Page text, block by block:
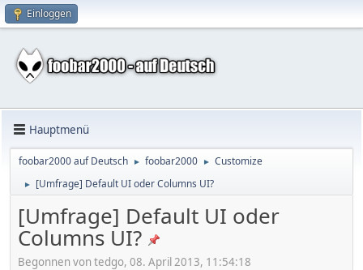
Einloggen
Hauptmenü
foobar2000 auf Deutsch ► foobar2000 ► Customize
► [Umfrage] Default UI oder Columns UI?
[Umfrage] Default UI oder
Columns UI?
Begonnen von tedgo, 08. April 2013, 11:54:18